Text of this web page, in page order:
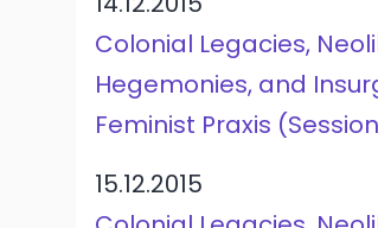
Colonial Legacies,
Hegemonies, and
Feminist Praxis
15.12.2015